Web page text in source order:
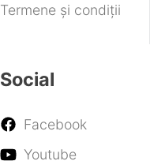
Termene și condiții
Social
Facebook
Youtube